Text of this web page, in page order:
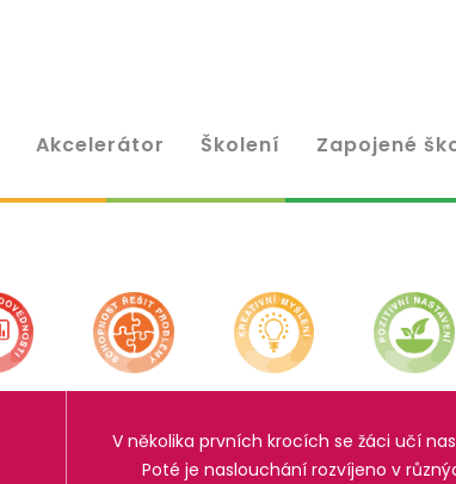
Akcelerátor Školení Zapojené
V několika prvních krocích se žáci učí
Poté je naslouchání rozvíjeno v